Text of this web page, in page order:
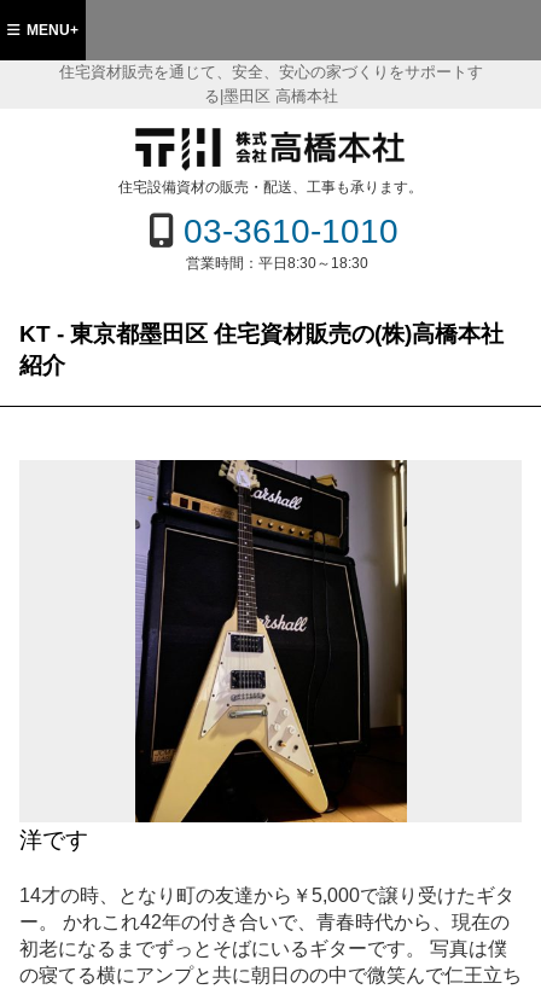
住宅資材販売を通じて、安全、安心の家づくりをサポートす
る|墨田区 高橋本社
墨田区 住宅資材販売の(株)高橋本社
住宅設備資材の販売・配送、工事も承ります。
03-3610-1010
営業時間： 平日8:30～18:30
MENU+
KT - 東京都墨田区 住宅資材販売の(株)高橋本社
紹介
洋です
14才の時、となり町の友達から￥5,000で譲り受けたギタ
ー。 かれこれ42年の付き合いで、青春時代から、現在の
初老になるまでずっとそばにいるギターです。 写真は僕
の寝てる横にアンプと共に朝日のの中で微笑んで仁王立ち